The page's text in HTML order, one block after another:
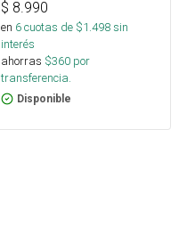
$ 8.990
en 6cuotas de $1.498sin
interés
ahorras $360 por
transferencia.
Disponible